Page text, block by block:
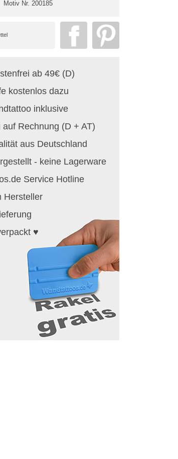
Motiv Nr. 200185
ab 49€ (D)
kostenlos dazu
inklusive
auf Rechnung (D + AT)
aus Deutschland
- keine Lagerware
Service Hotline
Hersteller
♥